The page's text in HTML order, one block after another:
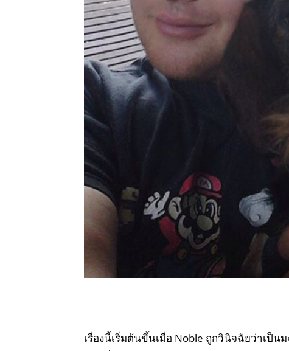
เรื่องนี้เริ่มต้นขึ้นเมื่อ Noble ถูกวินิจฉัยว่าเป็น